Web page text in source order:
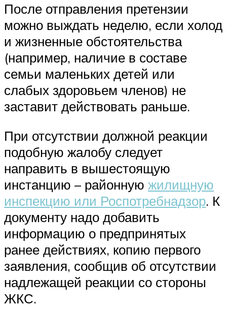
После отправления претензии
можно выждать неделю, если холод
и жизненные обстоятельства
(например, наличие в составе
семьи маленьких детей или
слабых здоровьем членов) не
заставит действовать раньше.
При отсутствии должной реакции
подобную жалобу следует
направить в вышестоящую
инстанцию – районную жилищную
инспекцию или Роспотребнадзор. К
документу надо добавить
информацию о предпринятых
ранее действиях, копию первого
заявления, сообщив об отсутствии
надлежащей реакции со стороны
ЖКС.